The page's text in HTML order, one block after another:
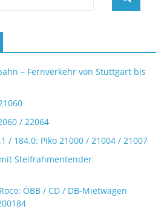
– Fernverkehr von Stuttgart bis
/ 22064
/ 184.0: Piko 21000 / 21004 / 21007
Steifrahmentender
ÖBB / CD / DB-Mietwagen